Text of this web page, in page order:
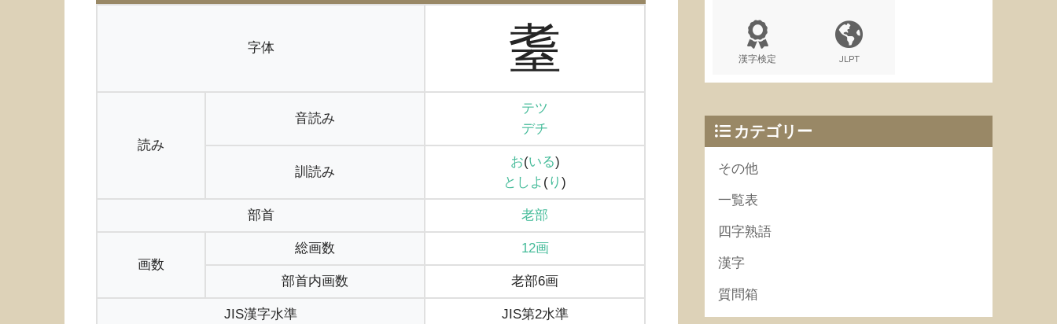
字体 耋
読み
音読み
テツ
デチ
訓読み
お(いる)
としよ (り )
部首 老部
画数
総画数 12画
部首内画数 老部6画
JIS漢字水準 JIS第2水準
漢字検定 JLPT
カテゴリー
その他
一覧表
四字熟語
漢字
質問箱